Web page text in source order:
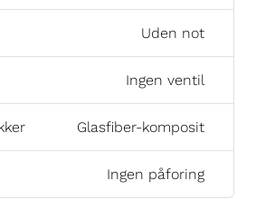
Uden not
Ingen ventil
Glasfiber-komposit
Ingen påforing